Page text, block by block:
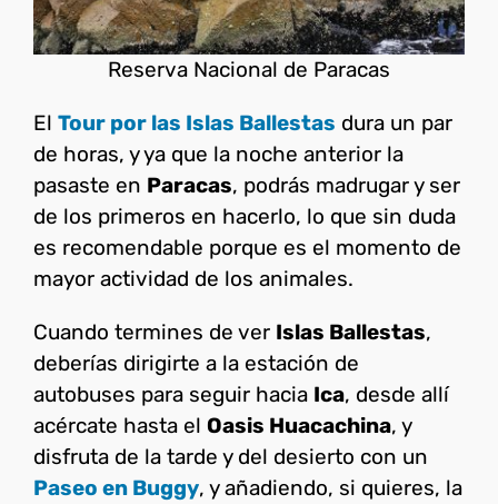
Reserva Nacional de Paracas
El Tour por las Islas Ballestas dura un par
de horas, y ya que la noche anterior la
pasaste en Paracas, podrás madrugar y ser
de los primeros en hacerlo, lo que sin duda
es recomendable porque es el momento de
mayor actividad de los animales.
Cuando termines de ver Islas Ballestas,
deberías dirigirte a la estación de
autobuses para seguir hacia Ica, desde allí
acércate hasta el Oasis Huacachina, y
disfruta de la tarde y del desierto con un
Paseo en Buggy, y añadiendo, si quieres, la